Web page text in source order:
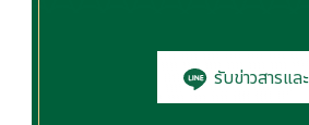
รับข่าวสารและ